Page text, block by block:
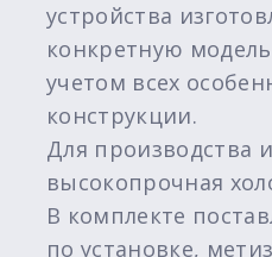
устройства
конкретную
учетом всех
конструкции.
Для производства
высокопрочная
В комплекте
по установке,